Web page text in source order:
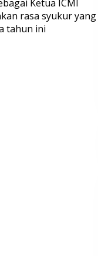
Ketua ICMI
rasa syukur yang
tahun ini